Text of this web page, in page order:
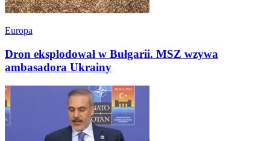
Europa
Dron eksplodował w Bułgarii. MSZ wzywa
ambasadora Ukrainy